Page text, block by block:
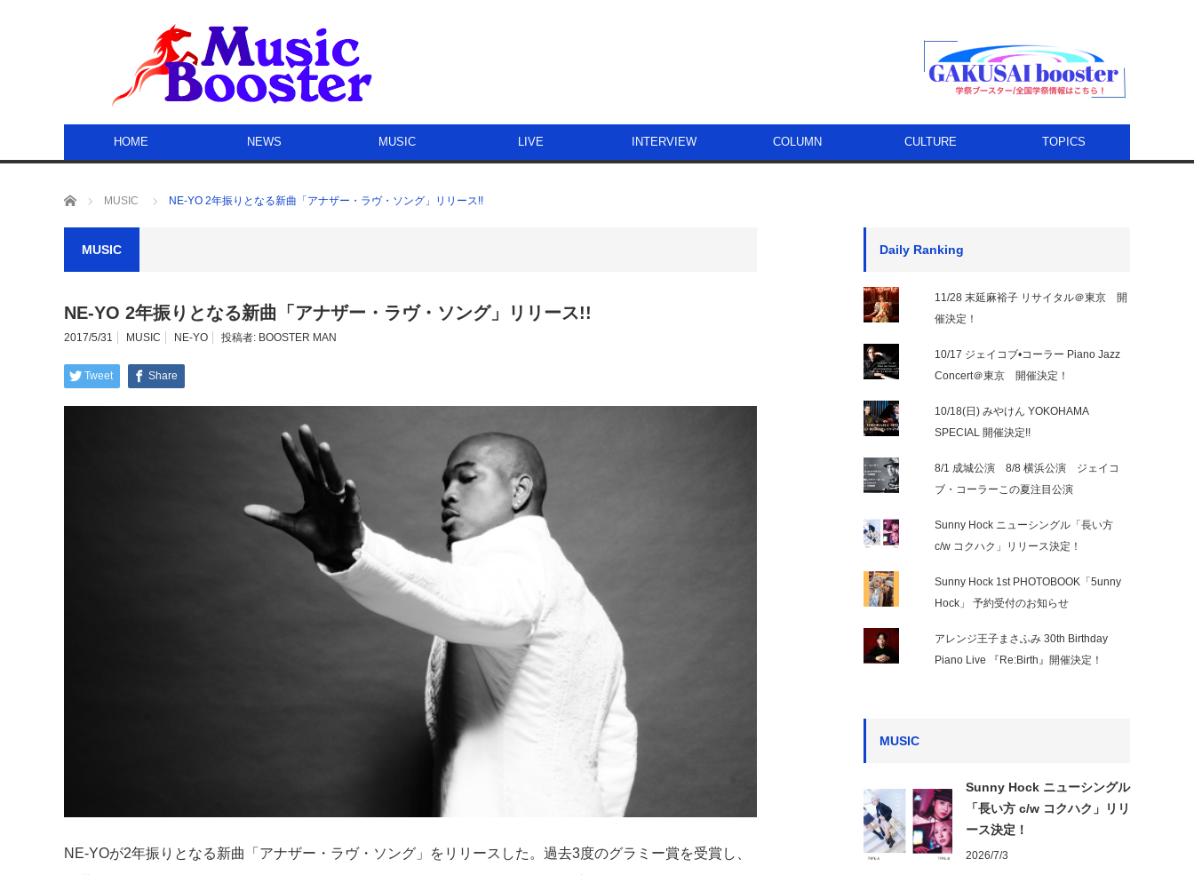
HOME NEWS MUSIC LIVE INTERVIEW COLUMN CULTURE TOPICS
ホーム MUSIC NE-YO 2年振りとなる新曲「アナザー・ラヴ・ソング」リリース!!
MUSIC
NE-YO 2年振りとなる新曲「アナザー・ラヴ・ソング」リリース!!
2017/5/31 MUSIC NE-YO 投稿者: BOOSTER MAN
Tweet Share
NE-YOが2年振りとなる新曲「アナザー・ラヴ・ソング」をリリースした。過去3度のグラミー賞を受賞し、
Daily Ranking
11/28 末延麻裕子 リサイタル＠東京 開
催決定！
10/17 ジェイコブ•コーラー Piano Jazz
Concert＠東京 開催決定！
10/18(日) みやけん YOKOHAMA
SPECIAL 開催決定!!
8/1 成城公演 8/8 横浜公演 ジェイコ
ブ・コーラーこの夏注目公演
Sunny Hock ニューシングル「長い方
c/w コクハク」リリース決定！
Sunny Hock 1st PHOTOBOOK「5unny
Hock」 予約受付のお知らせ
アレンジ王子まさふみ 30th Birthday
Piano Live 『Re:Birth』開催決定！
MUSIC
Sunny Hock ニューシングル
「長い方 c/w コクハク」リリ
ース決定！
2026/7/3